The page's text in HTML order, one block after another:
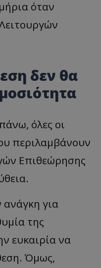
όταν
δεν θα
όλες οι
περιλαμβάνουν
Επιθεώρησης
για
της
ευκαιρία να
Όμως,